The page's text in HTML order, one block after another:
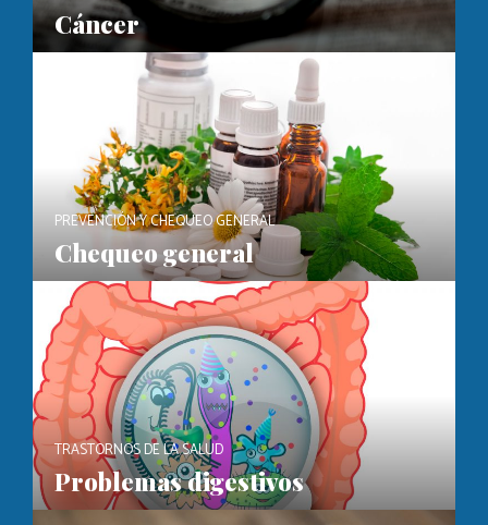
Cáncer
PREVENCIÓN Y CHEQUEO GENERAL
Chequeo general
TRASTORNOS DE LA SALUD
Problemas digestivos